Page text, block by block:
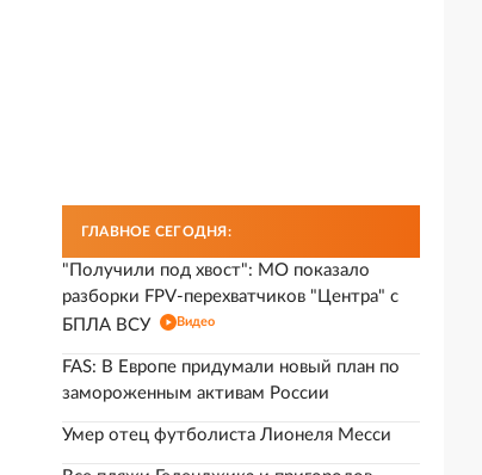
ГЛАВНОЕ СЕГОДНЯ:
"Получили под хвост": МО показало
разборки FPV-перехватчиков "Центра" с
БПЛА ВСУ
Видео
FAS: В Европе придумали новый план по
замороженным активам России
Умер отец футболиста Лионеля Месси